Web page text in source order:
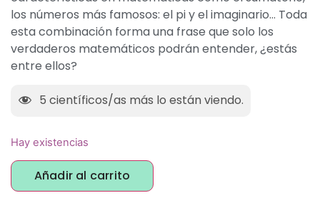
los números más famosos: el pi y el imaginario… Toda
esta combinación forma una frase que solo los
verdaderos matemáticos podrán entender, ¿estás
entre ellos?
5 científicos/as más lo están viendo.
Hay existencias
Añadir al carrito
Alternative: